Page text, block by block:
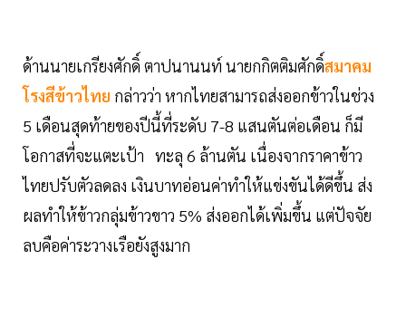
ด้านนายเกรียงศักดิ์ ตาปนานนท์ นายกกิตติมศักดิ์สมาคม
โรงสีข้าวไทย กล่าวว่า หากไทยสามารถส่งออกข้าวในช่วง
5 เดือนสุดท้ายของปีนี้ที่ระดับ 7-8 แสนตันต่อเดือน ก็มี
โอกาสที่จะแตะเป้า ทะลุ 6 ล้านตัน เนื่องจากราคาข้าว
ไทยปรับตัวลดลง เงินบาทอ่อนค่าทำให้แข่งขันได้ดีขึ้น ส่ง
ผลทำให้ข้าวกลุ่มข้าวขาว 5% ส่งออกได้เพิ่มขึ้น แต่ปัจจัย
ลบคือค่าระวางเรือยังสูงมาก